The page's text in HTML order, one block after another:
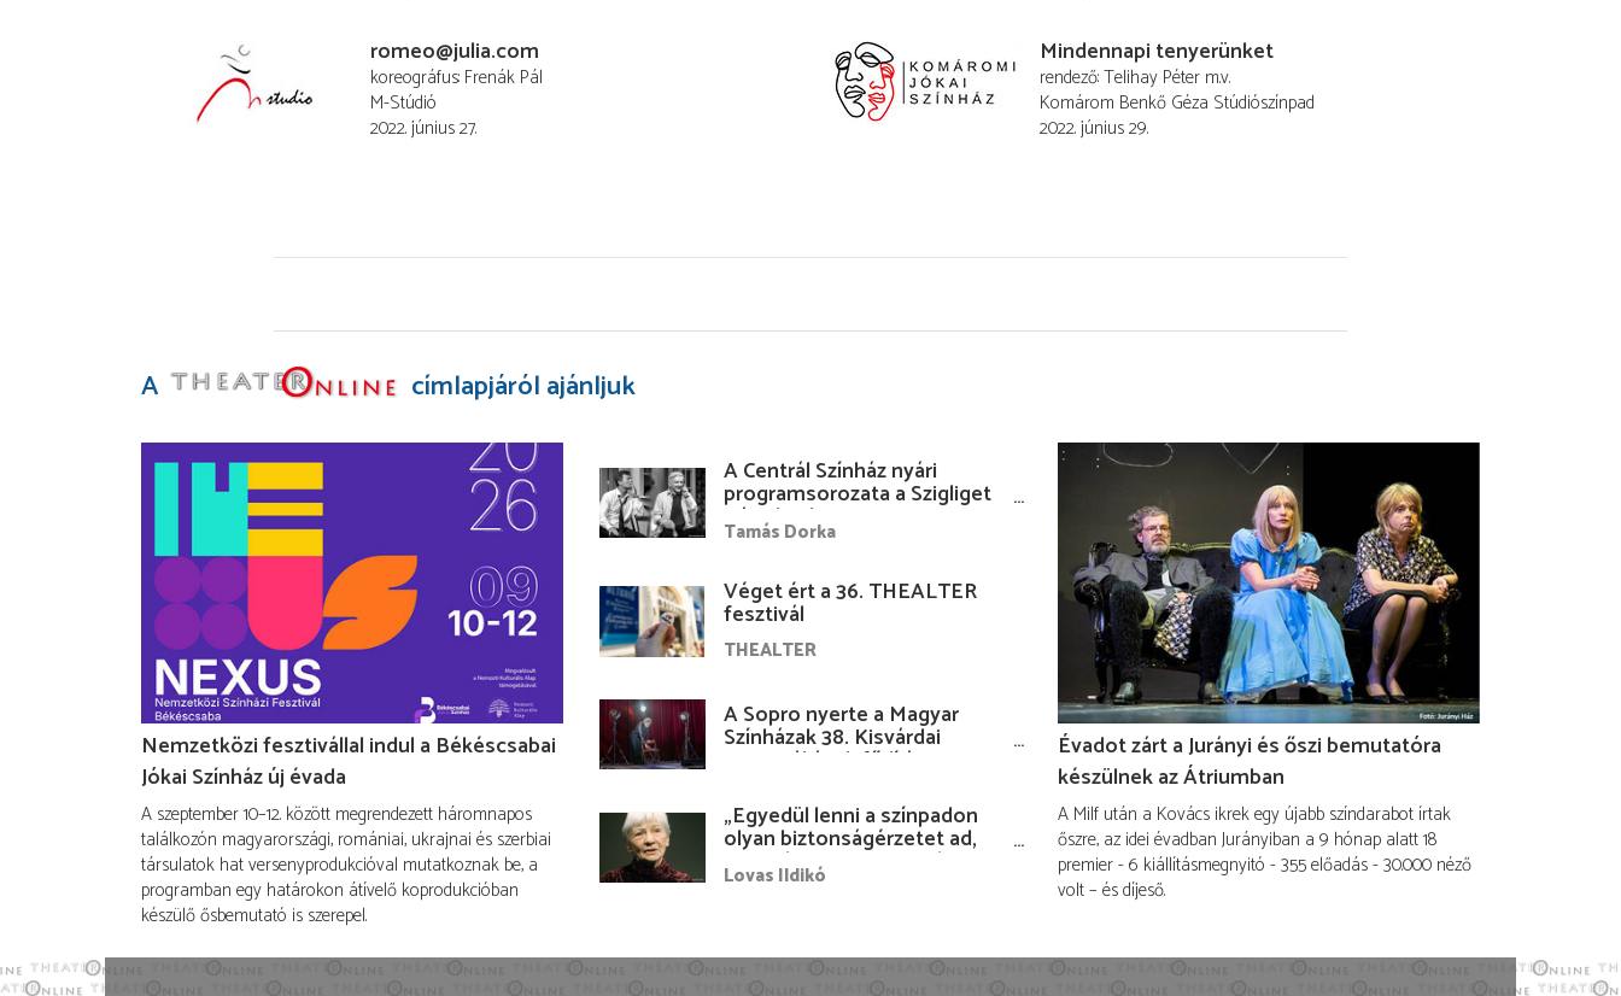
romeo@julia.com
koreográfus Frenák Pál
M-Stúdió
2022. június 27.
Mindennapi tenyerünket
rendező Telihay Péter m.v.
Komárom Benkő Géza Stúdiószínpad
2022. június 29.
A címlapjáról ajánljuk
Nemzetközi fesztivállal indul a Békéscsabai
Jókai Színház új évada
A szeptember 10–12. között megrendezett háromnapos
találkozón magyarországi, romániai, ukrajnai és szerbiai
társulatok hat versenyprodukcióval mutatkoznak be, a
programban egy határokon átívelő koprodukcióban
készülő ősbemutató is szerepel.
A Centrál Színház nyári
programsorozata a Szigliget
Várudvarban
Tamás Dorka
Véget ért a 36. THEALTER
fesztivál
THEALTER
A Sopro nyerte a Magyar
Színházak 38. Kisvárdai
Fesztiváljának fődíját
„Egyedül lenni a színpadon
olyan biztonságérzetet ad,
hogy lám, mindenki más
nélkül is megvagyok
Lovas Ildikó
Évadot zárt a Jurányi és őszi bemutatóra
készülnek az Átriumban
A Milf után a Kovács ikrek egy újabb színdarabot írtak
őszre, az idei évadban Jurányiban a 9 hónap alatt 18
premier - 6 kiállításmegnyitó - 355 előadás - 30.000 néző
volt – és díjeső.